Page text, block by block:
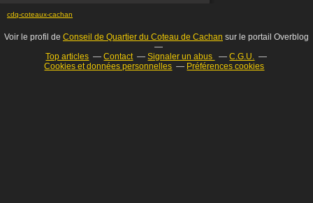
cdq-coteaux-cachan
Voir le profil de Conseil de Quartier du Coteau de Cachan sur le portail Overblog
Top articles
Contact Signaler un abus
C.G.U.
Cookies et données personnelles
Préférences cookies